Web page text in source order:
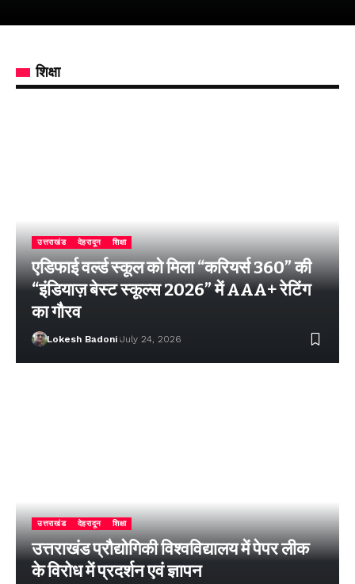
शिक्षा
उत्तराखंड देहरादून शिक्षा
एडिफाई वर्ल्ड स्कूल को मिला “करियर्स 360” की
“इंडियाज़ बेस्ट स्कूल्स 2026” में AAA+ रेटिंग
का गौरव
Lokesh Badoni July 24, 2026
उत्तराखंड देहरादून शिक्षा
उत्तराखंड प्रौद्योगिकी विश्वविद्यालय में पेपर लीक
के विरोध में प्रदर्शन एवं ज्ञापन